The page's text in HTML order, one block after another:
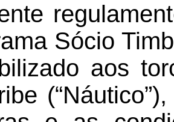
Sócio
aos